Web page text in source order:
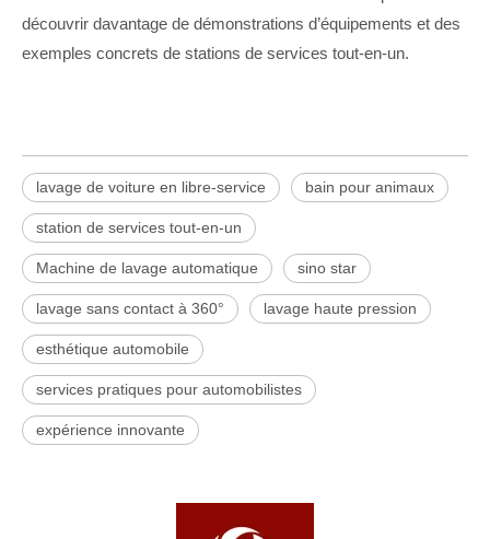
découvrir davantage de démonstrations d’équipements et des
exemples concrets de stations de services tout-en-un.
lavage de voiture en libre-service bain pour animaux
station de services tout-en-un
Machine de lavage automatique sino star
lavage sans contact à 360° lavage haute pression
esthétique automobile
services pratiques pour automobilistes
expérience innovante